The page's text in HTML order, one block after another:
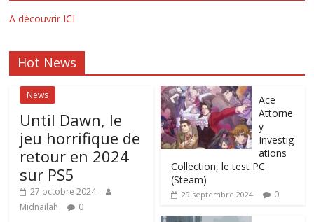
A découvrir ICI
Hot News
News
Until Dawn, le
jeu horrifique de
retour en 2024
sur PS5
27 octobre 2024
Midnailah
0
Ace
Attorne
y
Investig
ations
Collection, le test PC
(Steam)
29 septembre 2024 0